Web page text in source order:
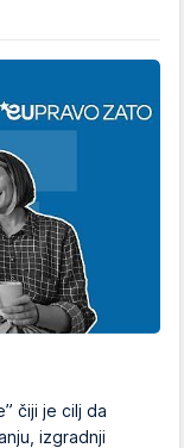
čiji je cilj da
izgradnji